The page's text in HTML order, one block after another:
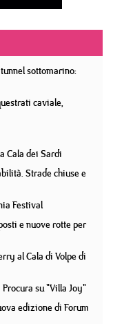
sottomarino:
caviale,
Cala dei Sardi
Strade chiuse e
Festival
e nuove rotte per
al Cala di Volpe di
su "Villa Joy"
edizione di Forum